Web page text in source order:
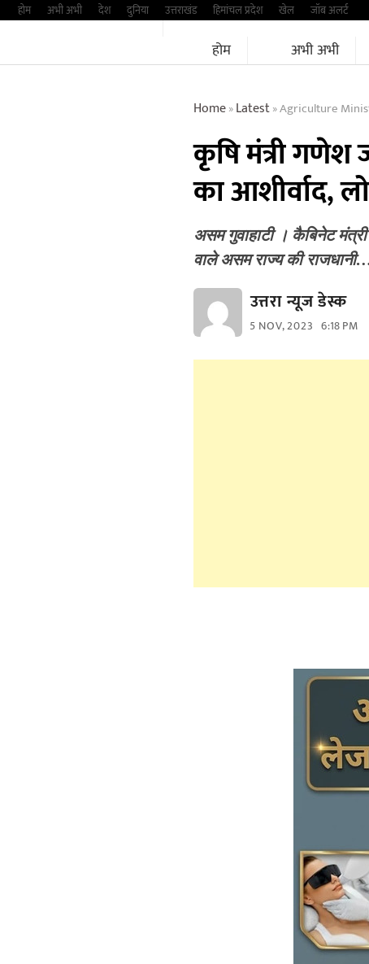
Skipहोम अभी अभी देश दुनिया उत्तराखंड हिमांचल प्रदेश खेल जॉब अलर्ट
होम अभी अभी
Home»Latest»Agriculture Minister
कृषि मंत्री गणेश
का आशीर्वाद,
असम गुवाहाटी । कैबिनेट
वाले असम राज्य की
उत्तरा न्यूज डेस्क
5 NOV, 2023 6:18 PM